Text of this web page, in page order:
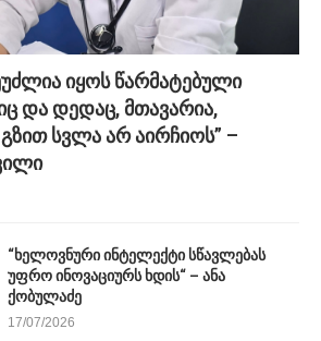
იყოს წარმატებული
და დედაც, მთავარია,
სვლა არ აირჩიოს” –
“ხელოვნური ინტელექტი სწავლებას
უფრო ინოვაციურს ხდის“ – ანა
ქობულაძე
17/07/2026